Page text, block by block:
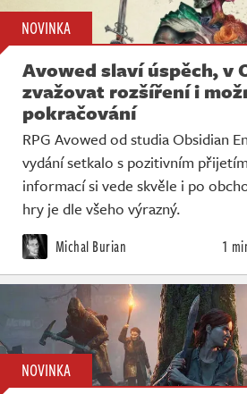
NOVINKA
Avowed slaví úspěch, v
zvažovat rozšíření i
pokračování
RPG Avowed od studia Obsidian
vydání setkalo s pozitivním
informací si vede skvěle i po
hry je dle všeho výrazný.
Michal Burian 1
NOVINKA